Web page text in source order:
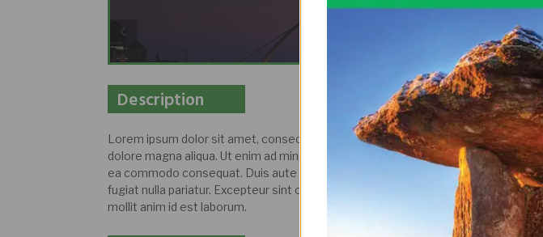
Description
Lorem ipsum dolor sit amet, consectetur adipiscing elit, sed do eiusmod tempor
dolore magna aliqua. Ut enim ad minim veniam, quis nostrud exercitation ullamco
ea commodo consequat. Duis aute irure dolor in reprehenderit in voluptate velit
fugiat nulla pariatur. Excepteur sint occaecat cupidatat non proident, sunt in
mollit anim id est laborum.